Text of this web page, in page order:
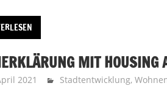
MIT HOUSING
2021 Uffbasse
Stadtentwicklung,